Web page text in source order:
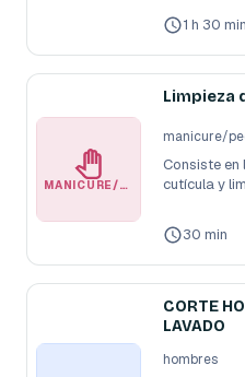
1 h 30 min
MANICURE/PEDICURE
Limpieza
manicure/
Consiste
cutícula y
30 min
CORTE
LAVADO
hombres